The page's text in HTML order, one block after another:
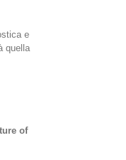
e
quella
of